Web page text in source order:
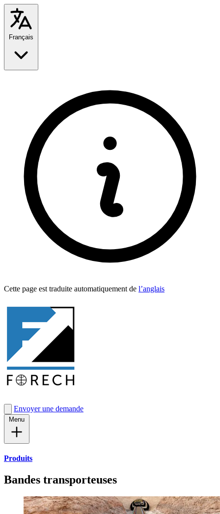
Cette page est traduite automa­tique­ment de l’anglais
Envoyer une demande
Produits
Bandes transporteuses